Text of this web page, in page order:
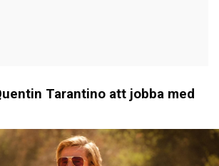
Tarantino att jobba med